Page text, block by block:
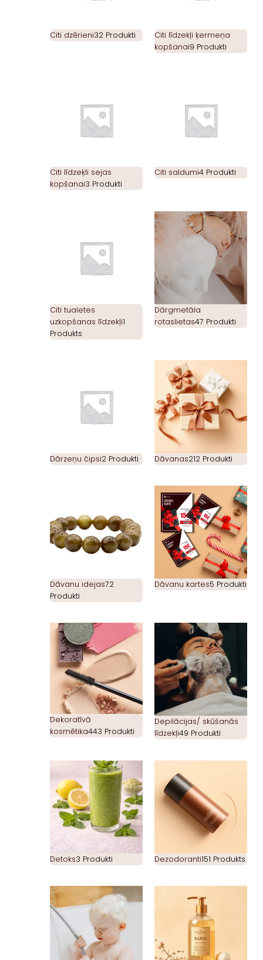
Citi dzērieni32 Produkti
Citi līdzekļi ķermeņa
kopšanai9 Produkti
Citi līdzeķli sejas
kopšanai3 Produkti
Citi saldumi4 Produkti
Citi tualetes
uzkopšanas līdzekļi1
Produkts
Dārgmetāla
rotaslietas47 Produkti
Dārzeņu čipsi2 Produkti Dāvanas212 Produkti
Dāvanu idejas72
Produkti
Dāvanu kartes5 Produkti
Dekoratīvā
kosmētika443 Produkti
Depilācijas/ skūšanās
līdzekļi49 Produkti
Detoks3 Produkti Dezodoranti151 Produkts